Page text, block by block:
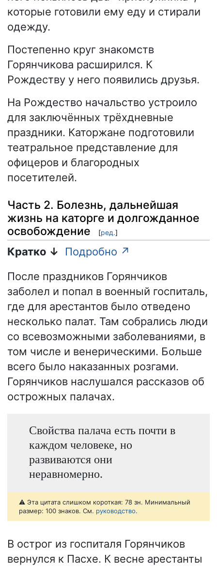
которые готовили ему еду и стирали
одежду.
Постепенно круг знакомств
Горянчикова расширился. К
Рождеству у него появились друзья.
На Рождество начальство устроило
для заключённых трёхдневные
праздники. Каторжане подготовили
театральное представление для
офицеров и благородных
посетителей.
Часть 2. Болезнь, дальнейшая
жизнь на каторге и долгожданное
освобождение
[ред.]
Кратко ↓
Подробно ↗
После праздников Горянчиков
заболел и попал в военный госпиталь,
где для арестантов было отведено
несколько палат. Там собрались люди
со всевозможными заболеваниями, в
том числе и венерическими. Больше
всего было наказанных розгами.
Горянчиков наслушался рассказов об
острожных палачах.
Свойства палача есть почти в
каждом человеке, но
развиваются они
неравномерно.
⚠️ Эта цитата слишком короткая: 78 зн. Минимальный
размер: 100 знаков. См. руководство.
В острог из госпиталя Горянчиков
вернулся к Пасхе. К весне арестанты